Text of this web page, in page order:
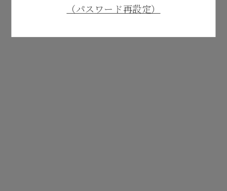
（パスワード再設定）